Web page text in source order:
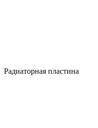
Радиаторная пластина